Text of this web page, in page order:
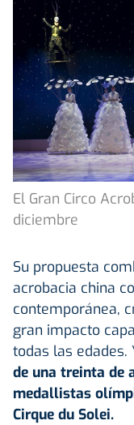
El Gran Circo
diciembre
Su propuesta
acrobacia china
contemporánea,
gran impacto
todas las edades.
de una treinta de
medallistas
Cirque du Solei.